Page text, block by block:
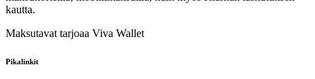
kautta.
Maksutavat tarjoaa Viva Wallet
Pikalinkit